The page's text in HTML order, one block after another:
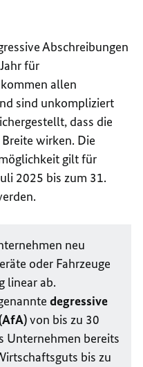
Abschreibungen
für
allen
sind unkompliziert
dass die
wirken. Die
gilt für
2025 bis zum 31.
neu
oder Fahrzeuge
linear ab.
degressive
von bis zu 30
Unternehmen bereits
bis zu